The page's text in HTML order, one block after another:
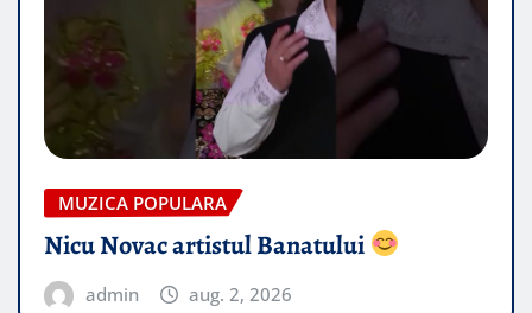
MUZICA POPULARA
Nicu Novac artistul Banatului
admin aug. 2, 2026